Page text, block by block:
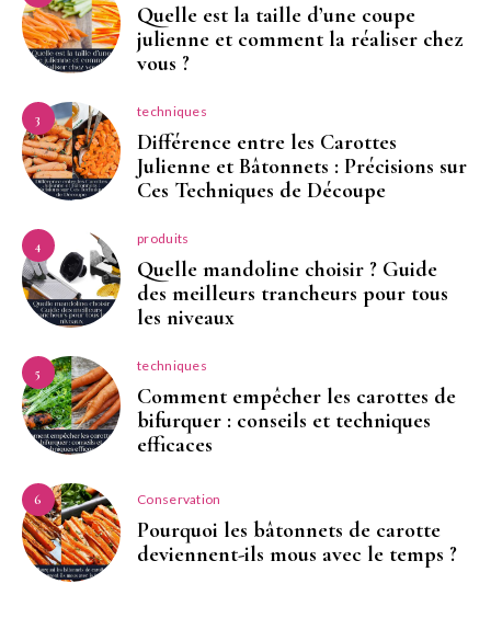
Quelle est la taille d’une coupe
julienne et comment la réaliser chez
vous ?
3 techniques
Différence entre les Carottes
Julienne et Bâtonnets : Précisions sur
Ces Techniques de Découpe
4 produits
Quelle mandoline choisir ? Guide
des meilleurs trancheurs pour tous
les niveaux
5 techniques
Comment empêcher les carottes de
bifurquer : conseils et techniques
efficaces
6 Conservation
Pourquoi les bâtonnets de carotte
deviennent-ils mous avec le temps ?